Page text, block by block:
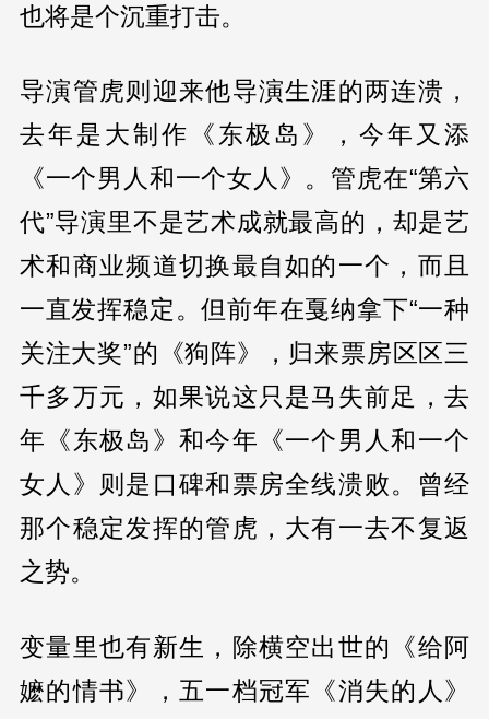
也将是个沉重打击。
导演管虎则迎来他导演生涯的两连溃，
去年是大制作《东极岛》，今年又添
《一个男人和一个女人》。管虎在“第六
代”导演里不是艺术成就最高的，却是艺
术和商业频道切换最自如的一个，而且
一直发挥稳定。但前年在戛纳拿下“一种
关注大奖”的《狗阵》，归来票房区区三
千多万元，如果说这只是马失前足，去
年《东极岛》和今年《一个男人和一个
女人》则是口碑和票房全线溃败。曾经
那个稳定发挥的管虎，大有一去不复返
之势。
变量里也有新生，除横空出世的《给阿
嬷的情书》，五一档冠军《消失的人》